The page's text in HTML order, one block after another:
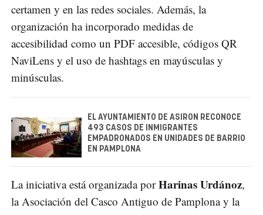
certamen y en las redes sociales. Además, la
organización ha incorporado medidas de
accesibilidad como un PDF accesible, códigos QR
NaviLens y el uso de hashtags en mayúsculas y
minúsculas.
EL AYUNTAMIENTO DE ASIRON RECONOCE
493 CASOS DE INMIGRANTES
EMPADRONADOS EN UNIDADES DE BARRIO
EN PAMPLONA
La iniciativa está organizada porHarinas Urdánoz,
la Asociación del Casco Antiguo de Pamplona y la